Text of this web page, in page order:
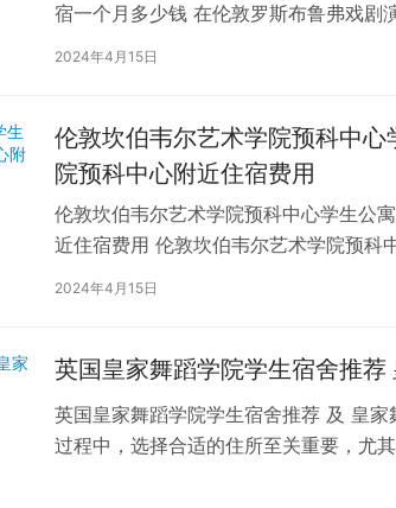
宿一个月多少钱 在伦敦罗斯布鲁弗戏剧
学生活中的一项关键任务。为了帮助您
2024年4月15日
伦敦坎伯韦尔艺术学院预科中
院预科中心附近住宿费用
伦敦坎伯韦尔艺术学院预科中心学生公
近住宿费用 伦敦坎伯韦尔艺术学院预科
2024年4月15日
英国皇家舞蹈学院学生宿舍推
英国皇家舞蹈学院学生宿舍推荐 及 皇
过程中，选择合适的住所至关重要，尤